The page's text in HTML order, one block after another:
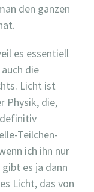
den ganzen
es essentiell
die
Licht ist
Physik, die,
Teilchen-
ich ihn nur
es ja dann
Licht, das von